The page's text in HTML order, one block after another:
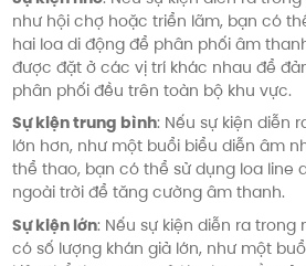
như hội chợ hoặc triển lãm, bạn có
hai loa di động để phân phối âm
được đặt ở các vị trí khác nhau để
phân phối đều trên toàn bộ khu vực.
Sự kiện trung bình: Nếu sự kiện diễn
lớn hơn, như một buổi biểu diễn âm
thể thao, bạn có thể sử dụng loa line
ngoài trời để tăng cường âm thanh.
Sự kiện lớn: Nếu sự kiện diễn ra trong
có số lượng khán giả lớn, như một